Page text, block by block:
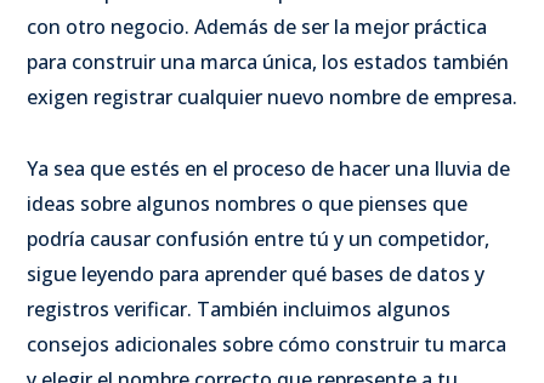
con otro negocio. Además de ser la mejor práctica
para construir una marca única, los estados también
exigen registrar cualquier nuevo nombre de empresa.
Ya sea que estés en el proceso de hacer una lluvia de
ideas sobre algunos nombres o que pienses que
podría causar confusión entre tú y un competidor,
sigue leyendo para aprender qué bases de datos y
registros verificar. También incluimos algunos
consejos adicionales sobre cómo construir tu marca